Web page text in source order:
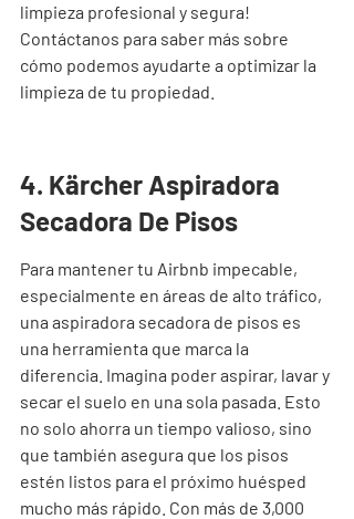
limpieza profesional y segura!
Contáctanos para saber más sobre
cómo podemos ayudarte a optimizar la
limpieza de tu propiedad.
4. Kärcher Aspiradora
Secadora De Pisos
Para mantener tu Airbnb impecable,
especialmente en áreas de alto tráfico,
una aspiradora secadora de pisos es
una herramienta que marca la
diferencia. Imagina poder aspirar, lavar y
secar el suelo en una sola pasada. Esto
no solo ahorra un tiempo valioso, sino
que también asegura que los pisos
estén listos para el próximo huésped
mucho más rápido. Con más de 3,000